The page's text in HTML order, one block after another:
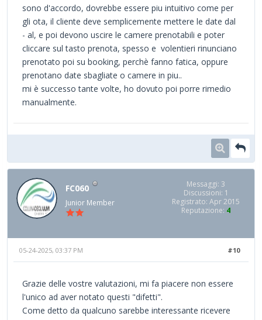
sono d'accordo, dovrebbe essere piu intuitivo come per
gli ota, il cliente deve semplicemente mettere le date dal
- al, e poi devono uscire le camere prenotabili e poter
cliccare sul tasto prenota, spesso e volentieri rinunciano
prenotato poi su booking, perchè fanno fatica, oppure
prenotano date sbagliate o camere in piu..
mi è successo tante volte, ho dovuto poi porre rimedio
manualmente.
FC060
Junior Member
Messaggi: 3
Discussioni: 1
Registrato: Apr 2015
Reputazione: 4
#10
05-24-2025, 03:37 PM
Grazie delle vostre valutazioni, mi fa piacere non essere
l'unico ad aver notato questi "difetti".
Come detto da qualcuno sarebbe interessante ricevere